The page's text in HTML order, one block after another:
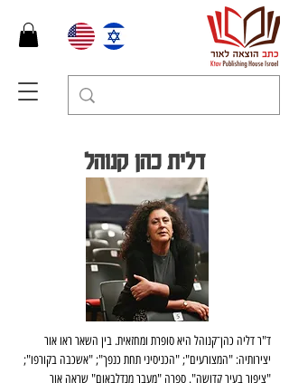
דלית כהן קנוהל
ד"ר דליה כהן־קנוהל היא סופרת ומחזאית. בין השאר ראו אור
יצירותיה: "המצורעים"; "הכניסיני תחת כנפך"; "אשכבה בקורפו";
"ציפור בעיר קדושה". ספרה "מעבר מנדלבאום" שראה אור